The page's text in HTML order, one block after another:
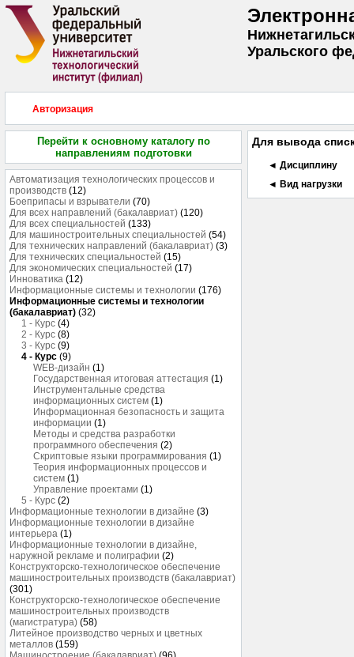
Уральского
Авторизация
Перейти к основному каталогу по
направлениям подготовки
Автоматизация технологических процессов и
производств (12)
Боеприпасы и взрыватели (70)
Для всех направлений (бакалавриат) (120)
Для всех специальностей (133)
Для машиностроительных специальностей (54)
Для технических направлений (бакалавриат) (3)
Для технических специальностей (15)
Для экономических специальностей (17)
Инноватика (12)
Информационные системы и технологии (176)
Информационные системы и технологии
(бакалавриат) (32)
1 - Курс (4)
2 - Курс (8)
3 - Курс (9)
4 - Курс (9)
WEB-дизайн (1)
Государственная итоговая аттестация (1)
Инструментальные средства
информационных систем (1)
Информационная безопасность и защита
информации (1)
Методы и средства разработки
программного обеспечения (2)
Скриптовые языки программирования (1)
Теория информационных процессов и
систем (1)
Управление проектами (1)
5 - Курс (2)
Информационные технологии в дизайне (3)
Информационные технологии в дизайне
интерьера (1)
Информационные технологии в дизайне,
наружной рекламе и полиграфии (2)
Конструкторско-технологическое обеспечение
машиностроительных производств (бакалавриат)
(301)
Конструкторско-технологическое обеспечение
машиностроительных производств
(магистратура) (58)
Литейное производство черных и цветных
металлов (159)
Для вывода
◄ Дисциплину
◄ Вид нагрузки